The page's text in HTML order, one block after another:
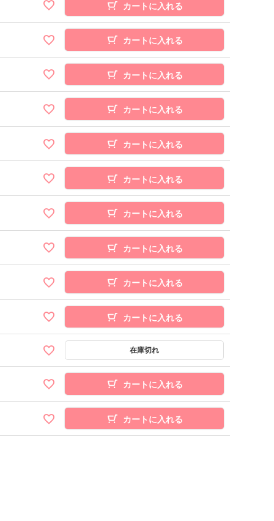
カートに入れる
カートに入れる
カートに入れる
カートに入れる
カートに入れる
カートに入れる
カートに入れる
カートに入れる
カートに入れる
カートに入れる
カートに入れる
カートに入れる